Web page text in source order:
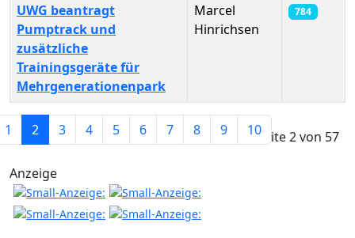
Beiträge
UWG beantragt
Pumptrack und
zusätzliche
Trainingsgeräte für
Mehrgenerationenpark
Marcel
Hinrichsen
784
Seite 2 von 57
1 2 3 4 5 6 7 8 9 10
Anzeige